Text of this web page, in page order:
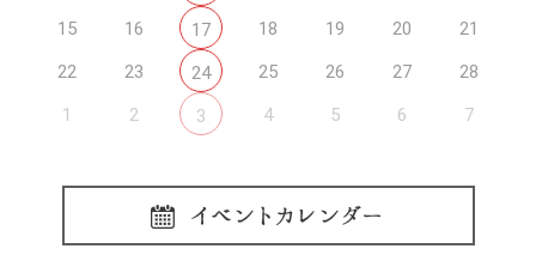
15
16 17 18 19 20
21
22
23 24 25 26 27
28
1
2 3 4 5 6 7